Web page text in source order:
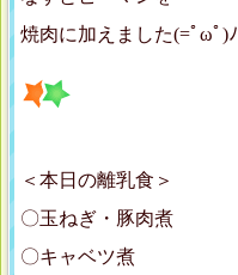
焼肉に加えました(=ﾟωﾟ)ﾉ
＜本日の離乳食＞
〇玉ねぎ・豚肉煮
〇キャベツ煮